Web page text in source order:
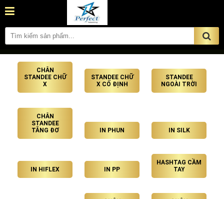
CHÂN
STANDEE CHỮ
X
STANDEE CHỮ
X CỐ ĐỊNH
STANDEE
NGOÀI TRỜI
CHÂN
STANDEE
TĂNG ĐƠ
IN PHUN IN SILK
IN HIFLEX IN PP
HASHTAG CẦM
TAY